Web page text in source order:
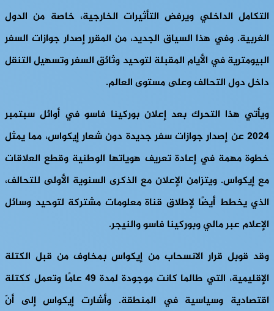
التكامل الداخلي ويرفض التأثيرات الخارجية، خاصة من الدول
الغربية. وفي هذا السياق الجديد، من المقرر إصدار جوازات السفر
البيومترية في الأيام المقبلة لتوحيد وثائق السفر وتسهيل التنقل
داخل دول التحالف وعلى مستوى العالم.
ويأتي هذا التحرك بعد إعلان بوركينا فاسو في أوائل سبتمبر
2024 عن إصدار جوازات سفر جديدة دون شعار إيكواس، مما يمثل
خطوة مهمة في إعادة تعريف هوياتها الوطنية وقطع العلاقات
مع إيكواس. ويتزامن الإعلان مع الذكرى السنوية الأولى للتحالف،
الذي يخطط أيضًا لإطلاق قناة معلومات مشتركة لتوحيد وسائل
الإعلام عبر مالي وبوركينا فاسو والنيجر.
وقد قوبل قرار الانسحاب من إيكواس بمخاوف من قبل الكتلة
الإقليمية، التي طالما كانت موجودة لمدة 49 عامًا وتعمل ككتلة
اقتصادية وسياسية في المنطقة. وأشارت إيكواس إلى أنّ